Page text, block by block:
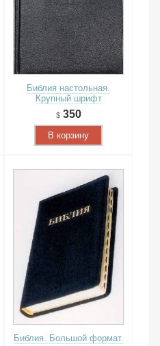
Библия настольная.
Крупный шрифт
350
В корзину
Библия. Большой формат.